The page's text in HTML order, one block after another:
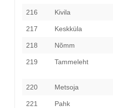
216 Kivila
217 Keskküla
218 Nõmm
219 Tammeleht
220 Metsoja
221 Pahk